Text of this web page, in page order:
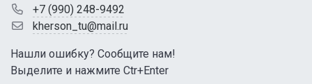
+7 (990) 248-9492
kherson_tu@mail.ru
Нашли ошибку? Сообщите нам!
Выделите и нажмите Ctr+Enter